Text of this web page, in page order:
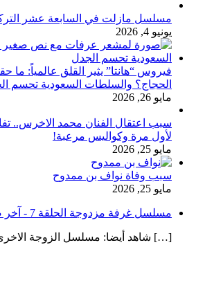
مسلسل مازلت في السابعة عشر
يونيو 4, 2026
فيروس “هانتا” يثير القلق عالمياً: ما
الحجاج؟ والسلطات السعودية تحسم
مايو 26, 2026
سبب اعتقال الفنان محمد الاخرس..
لأول مرة وكواليس مرعبة!
مايو 25, 2026
سبب وفاة نواف بن ممدوح
مايو 25, 2026
مسلسل غرفة مزدوجة الحلقة 7 - آخر صيحة
[…] شاهد أيضا: مسلسل الزوجة الاخرى